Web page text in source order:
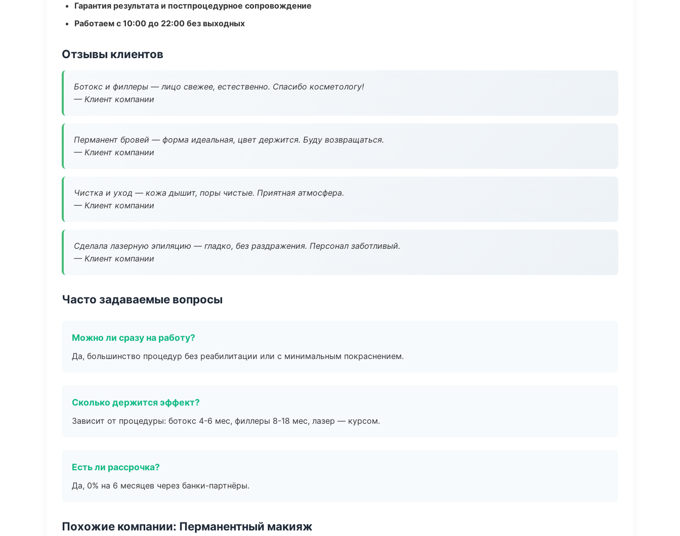
Гарантия результата и постпроцедурное сопровождение
Работаем с 10:00 до 22:00 без выходных
Отзывы клиентов
Ботокс и филлеры — лицо свежее, естественно. Спасибо косметологу!
— Клиент компании
Перманент бровей — форма идеальная, цвет держится. Буду возвращаться.
— Клиент компании
Чистка и уход — кожа дышит, поры чистые. Приятная атмосфера.
— Клиент компании
Сделала лазерную эпиляцию — гладко, без раздражения. Персонал заботливый.
— Клиент компании
Часто задаваемые вопросы
Можно ли сразу на работу?
Да, большинство процедур без реабилитации или с минимальным покраснением.
Сколько держится эффект?
Зависит от процедуры: ботокс 4-6 мес, филлеры 8-18 мес, лазер — курсом.
Есть ли рассрочка?
Да, 0% на 6 месяцев через банки-партнёры.
Похожие компании: Перманентный макияж